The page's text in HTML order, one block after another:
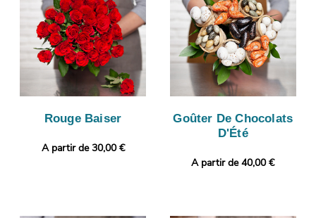
Rouge Baiser
A partir de 30,00 €
Goûter De Chocolats
D'Été
A partir de 40,00 €